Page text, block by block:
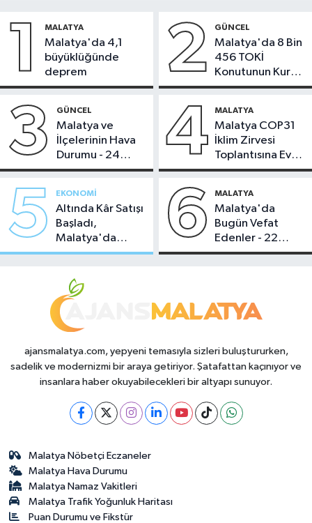
1 MALATYA
Malatya'da 4,1
büyüklüğünde
deprem
2 GÜNCEL
Malatya'da 8 Bin
456 TOKİ
Konutunun Kurası
Bugün Çekiliyor
3 GÜNCEL
Malatya ve
İlçelerinin Hava
Durumu - 24
Temmuz 2026
4 MALATYA
Malatya COP31
İklim Zirvesi
Toplantısına Ev
Sahipliği Yaptı
5 EKONOMI
Altında Kâr Satışı
Başladı,
Malatya'da
Makas Ne
6 MALATYA
Malatya'da
Bugün Vefat
Edenler - 22
Temmuz 2026
ajansmalatya.com, yepyeni temasıyla sizleri buluştururken,
sadelik ve modernizmi bir araya getiriyor. Şatafattan kaçınıyor ve
insanlara haber okuyabilecekleri bir altyapı sunuyor.
Malatya Nöbetçi Eczaneler
Malatya Hava Durumu
Malatya Namaz Vakitleri
Malatya Trafik Yoğunluk Haritası
Puan Durumu ve Fikstür